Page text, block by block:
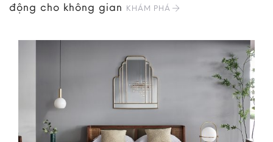
động cho không gian KHÁM PHÁ